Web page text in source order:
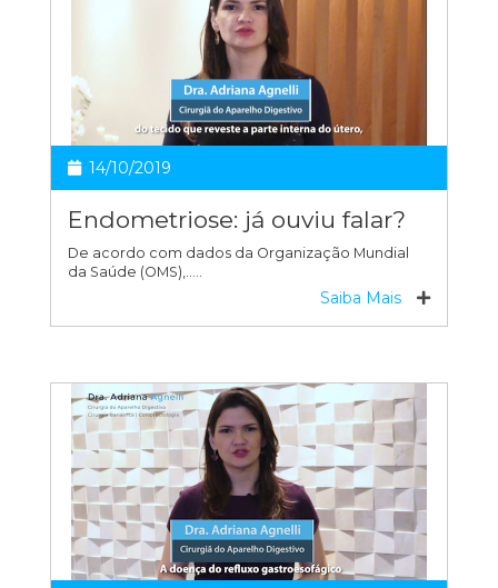
14/10/2019
Endometriose: já ouviu falar?
De acordo com dados da Organização Mundial
da Saúde (OMS),…..
Saiba Mais